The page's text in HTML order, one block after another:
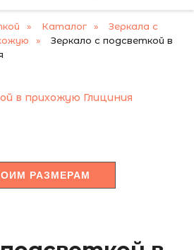
Каталог
Зеркала с
Зеркало с подсветкой в
РАЗМЕРАМ